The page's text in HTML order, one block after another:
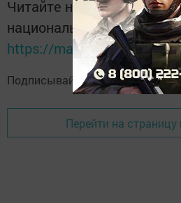
Читайте новости
национальном
https://max.ru/tatmedia
Подписывайтесь на телеграм-
Перейти на страницу